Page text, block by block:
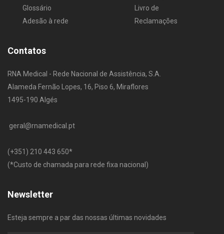
Glossário
Adesão à rede
Livro de
Reclamações
Contatos
RNA Medical - Rede Nacional de Assistência, S.A.
Alameda Fernão Lopes, 16, Piso 6, Miraflores
1495-190 Algés
geral@rnamedical.pt
​(+351) 210 443 650*
(*Custo de chamada para rede fixa nacional)
Newsletter
Esteja sempre a par das nossas últimas novidades